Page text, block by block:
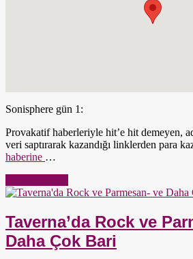
Sonisphere gün 1:
Provakatif haberleriyle hit’e hit demeyen,
veri saptırarak kazandığı linklerden para
haberine …
Taverna’da Rock ve
Daha Çok Bari